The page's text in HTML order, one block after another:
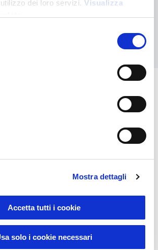
dei loro servizi. Visualizza
Mostra dettagli
Accetta tutti i cookie
solo i cookie necessari
puede interesarle
Sustainable Living